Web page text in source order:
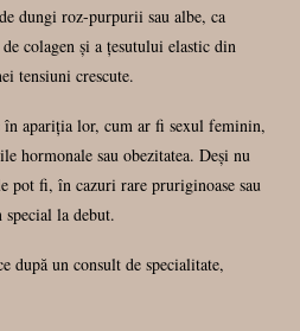
dungi roz-purpurii sau albe, ca
colagen și a țesutului elastic din
tensiuni crescute.
apariția lor, cum ar fi sexul feminin,
hormonale sau obezitatea. Deși nu
pot fi, în cazuri rare pruriginoase sau
la debut.
după un consult de specialitate,